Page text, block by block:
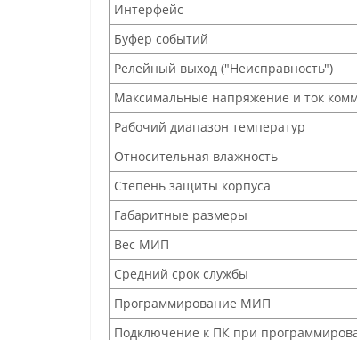
Интерфейс
Буфер событий
Релейный выход ("Неисправность")
Максимальные напряжение и ток
Рабочий диапазон температур
Относительная влажность
Степень защиты корпуса
Габаритные размеры
Вес МИП
Средний срок службы
Программирование МИП
Подключение к ПК при